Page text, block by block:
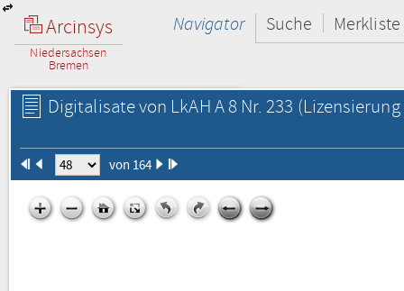
Arcinsys
Niedersachsen
Bremen
Navigator Suche Merkliste
Digitalisate von LkAH A 8 Nr. 233
von 164